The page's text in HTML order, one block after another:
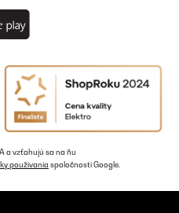
a vzťahujú sa na ňu
používania spoločnosti Google.